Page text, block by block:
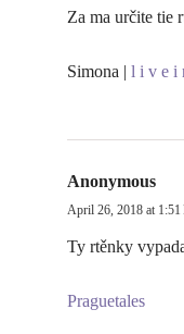
Za ma určite tie
Simona | l i v e i
Anonymous
April 26, 2018 at 1:51
Ty rtěnky
Praguetales